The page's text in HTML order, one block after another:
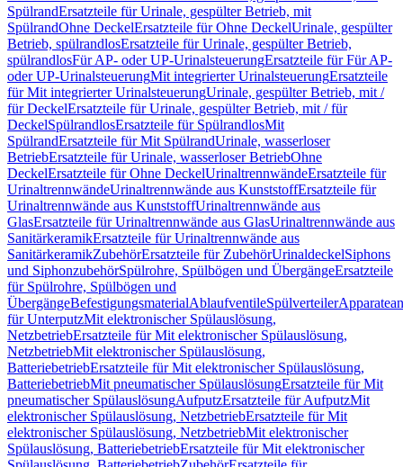
SpülrandErsatzteile für Urinale, gespülter Betrieb, mit
SpülrandOhne DeckelErsatzteile für Ohne DeckelUrinale, gespülter
Betrieb, spülrandlosErsatzteile für Urinale, gespülter Betrieb,
spülrandlosFür AP- oder UP-UrinalsteuerungErsatzteile für Für AP-
oder UP-UrinalsteuerungMit integrierter UrinalsteuerungErsatzteile
für Mit integrierter UrinalsteuerungUrinale, gespülter Betrieb, mit /
für DeckelErsatzteile für Urinale, gespülter Betrieb, mit / für
DeckelSpülrandlosErsatzteile für SpülrandlosMit
SpülrandErsatzteile für Mit SpülrandUrinale, wasserloser
BetriebErsatzteile für Urinale, wasserloser BetriebOhne
DeckelErsatzteile für Ohne DeckelUrinaltrennwändeErsatzteile für
UrinaltrennwändeUrinaltrennwände aus KunststoffErsatzteile für
Urinaltrennwände aus KunststoffUrinaltrennwände aus
GlasErsatzteile für Urinaltrennwände aus GlasUrinaltrennwände aus
SanitärkeramikErsatzteile für Urinaltrennwände aus
SanitärkeramikZubehörErsatzteile für ZubehörUrinaldeckelSiphons
und SiphonzubehörSpülrohre, Spülbögen und ÜbergängeErsatzteile
für Spülrohre, Spülbögen und
ÜbergängeBefestigungsmaterialAblaufventileSpülverteiler
für UnterputzMit elektronischer Spülauslösung,
NetzbetriebErsatzteile für Mit elektronischer Spülauslösung,
NetzbetriebMit elektronischer Spülauslösung,
BatteriebetriebErsatzteile für Mit elektronischer Spülauslösung,
BatteriebetriebMit pneumatischer SpülauslösungErsatzteile für Mit
pneumatischer SpülauslösungAufputzErsatzteile für AufputzMit
elektronischer Spülauslösung, NetzbetriebErsatzteile für Mit
elektronischer Spülauslösung, NetzbetriebMit elektronischer
Spülauslösung, BatteriebetriebErsatzteile für Mit elektronischer